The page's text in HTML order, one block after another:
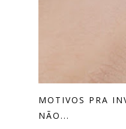
MOTIVOS PRA
NÃO...